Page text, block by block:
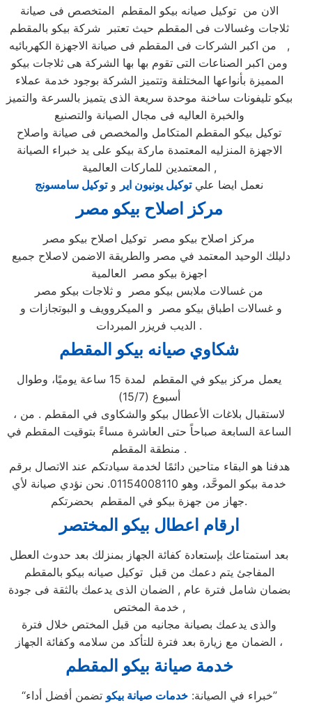
الان من توكيل صيانه بيكو المقطم المتخصص فى صيانة
ثلاجات وغسالات فى المقطم حيث تعتبر شركة بيكو بالمقطم
من اكبر الشركات فى المقطم فى صيانة الاجهزة الكهربائيه ,
ومن اكبر الصناعات التى تقوم بها بها الشركة هى ثلاجات بيكو
المميزة بأنواعها المختلفة وتتميز الشركة بوجود خدمة عملاء
بيكو تليفونات ساخنة موحدة سريعة الذى يتميز بالسرعة والتميز
والخبرة العاليه فى مجال الصيانة والتصنيع
توكيل بيكو المقطم المتكامل والمخصص فى صيانة واصلاح
الاجهزة المنزليه المعتمدة ماركة بيكو على يد خبراء الصيانة
المعتمدين للماركات العالمية ,
نعمل ايضا عليتوكيل يونيون اير وتوكيل سامسونج
مركز اصلاح بيكو مصر
مركز اصلاح بيكو مصر توكيل اصلاح بيكو مصر
اجهزة بيكو مصر العالمية
من غسالات ملابس بيكو مصر و ثلاجات بيكو مصر
الديب فريزر المبردات .
شكاوي صيانه بيكو المقطم
يعمل مركز بيكو في المقطم لمدة 15 ساعة يوميًا، وطوال
أسبوع (15/7)
، لاستقبال بلاغات الأعطال بيكو والشكاوى في المقطم . من
الساعة السابعة صباحاً حتى العاشرة مساءً بتوقيت المقطم في
منطقة المقطم .
هدفنا هو البقاء متاحين دائمًا لخدمة سيادتكم عند الاتصال برقم
خدمة بيكو الموحَّد، وهو 01154008110. نحن نؤدي صيانة لأي
جهاز من جهزة بيكو في المقطم بحضرتكم.
ارقام اعطال بيكو المختصر
بعد استمتاعك بإستعادة كفائة الجهاز بمنزلك بعد حدوث العطل
المفاجئ يتم دعمك من قبل توكيل صيانه بيكو بالمقطم
بضمان شامل فترة عام , الضمان الذى يدعمك بالثقة فى جودة
خدمة المختص ,
والذى يدعمك بصيانة مجانيه من قبل المختص خلال فترة
الضمان مع زيارة بعد فترة للتأكد من سلامه وكفائة الجهاز ،
خدمة صيانة بيكو المقطم
“خبراء في الصيانة:خدمات صيانة بيكو
تضمن أفضل أداء”